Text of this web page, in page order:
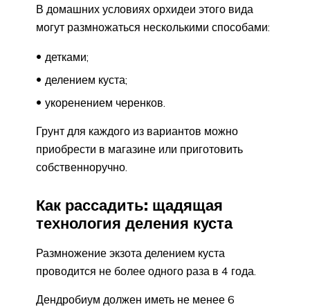
В домашних условиях орхидеи этого вида
могут размножаться несколькими способами:
детками;
делением куста;
укоренением черенков.
Грунт для каждого из вариантов можно
приобрести в магазине или приготовить
собственноручно.
Как рассадить: щадящая
технология деления куста
Размножение экзота делением куста
проводится не более одного раза в 4 года.
Дендробиум должен иметь не менее 6